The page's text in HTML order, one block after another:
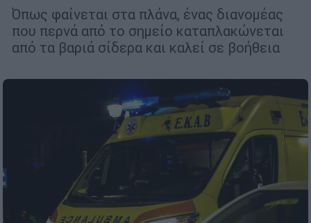
Όπως φαίνεται στα πλάνα, ένας διανομέας
που περνά από το σημείο καταπλακώνεται
από τα βαριά σίδερα και καλεί σε βοήθεια